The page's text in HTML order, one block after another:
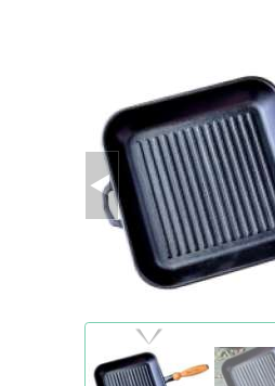
AGROFOLIEN
BEETEINFASSUNGEN
AGROFOLIEN UND FOLIEN
STÜTZEN FÜR PFLANZEN UND
BEETEINFASSUNGEN UND
GARTENTECHNIK